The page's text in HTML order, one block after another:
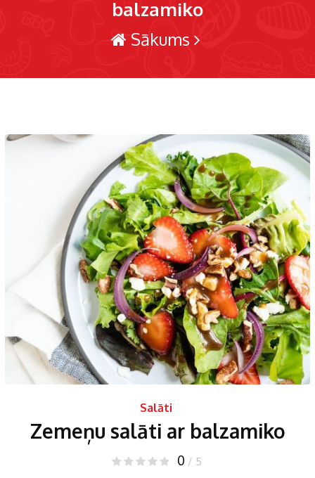
balzamiko
Sākums
Salāti
Zemeņu salāti ar balzamiko
0 / 5